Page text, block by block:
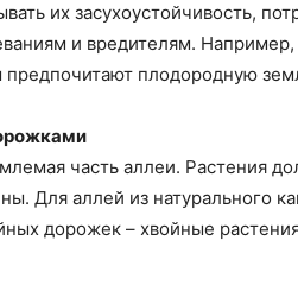
их засухоустойчивость,
и вредителям.
предпочитают плодородную
часть аллеи. Растения
Для аллей из натурального
дорожек – хвойные